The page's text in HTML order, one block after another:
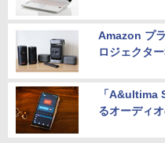
Amazon プ
ロジェクタ
「A&ultima
るオーディ